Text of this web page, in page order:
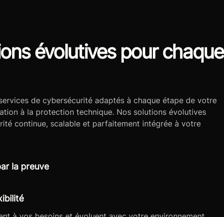
évolutives pour chaque
de cybersécurité adaptés à chaque étape de votre
à la protection technique. Nos solutions évolutives
continue, scalable et parfaitement intégrée à votre
la preuve